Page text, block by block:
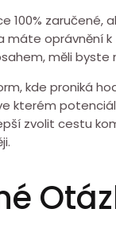
100%
máte oprávnění
měli byste
kde proniká
kterém
zvolit cestu